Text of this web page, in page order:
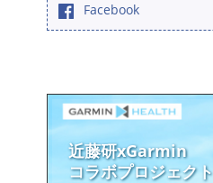
Facebook
近藤研xGarmin
コラボプロジェクト